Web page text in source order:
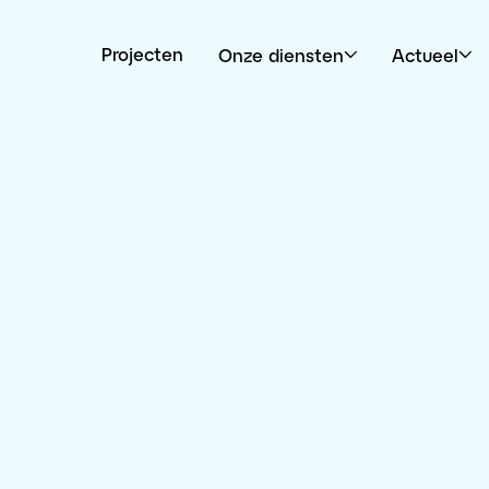
Projecten Open submenu
Onze diensten Open
Actueel